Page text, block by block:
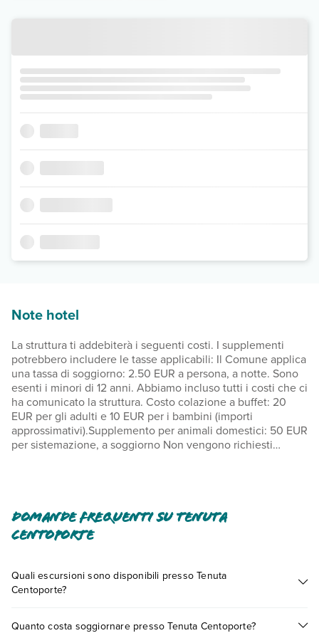
Note hotel
La struttura ti addebiterà i seguenti costi. I supplementi
potrebbero includere le tasse applicabili: Il Comune applica
una tassa di soggiorno: 2.50 EUR a persona, a notte. Sono
esenti i minori di 12 anni. Abbiamo incluso tutti i costi che ci
ha comunicato la struttura. Costo colazione a buffet: 20
EUR per gli adulti e 10 EUR per i bambini (importi
approssimativi).Supplemento per animali domestici: 50 EUR
per sistemazione, a soggiorno Non vengono richiesti
tasse e sono soggetti a modifiche.
Tutti gli ospiti, minorenni inclusi, dovranno essere presenti
documento d'identità rilasciato dal loro governo. In base
alla normativa vigente, non si accettano pagamenti in
recapiti indicati nella conferma della prenotazione. La
Domande frequenti su Tenuta
Centoporte
Quali escursioni sono disponibili presso Tenuta
Centoporte?
presso Tenuta Centoporte. Scoprile tutte nellasezione
Quanto costa soggiornare presso Tenuta Centoporte?